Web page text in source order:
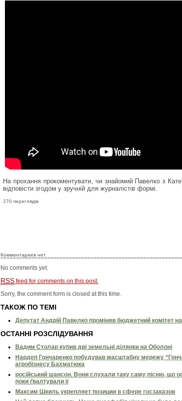
На прохання прокоментувати, чи знайомий Павелко з
відповісти згодом у зручній для журналістів формі.
270 переглядів
Комментариев нет
No comments yet.
RSS feed for comments on this post.
Sorry, the comment form is closed at this time.
ТАКОЖ ПО ТЕМІ
Депутат Андрій Павелко проміняв бюджетний комітет
ОСТАННІ РОЗСЛІДУВАННЯ
Вадим Столар купив дві земельні ділянки на Оболоні
Нардеп Гончаренко побудував масштабну мережу
агробізнесу Бахматюка
російський шансон. Вони слухали таку саму пісню, що
поки ґвалтували її
Максим Шкиль укрепляет позиции в сфере госзаказов